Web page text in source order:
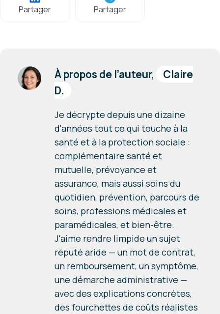
Partager Partager
À propos de l’auteur,
Claire
D.
Je décrypte depuis une dizaine
d'années tout ce qui touche à la
santé et à la protection sociale :
complémentaire santé et
mutuelle, prévoyance et
assurance, mais aussi soins du
quotidien, prévention, parcours de
soins, professions médicales et
paramédicales, et bien-être.
J'aime rendre limpide un sujet
réputé aride — un mot de contrat,
un remboursement, un symptôme,
une démarche administrative —
avec des explications concrètes,
des fourchettes de coûts réalistes